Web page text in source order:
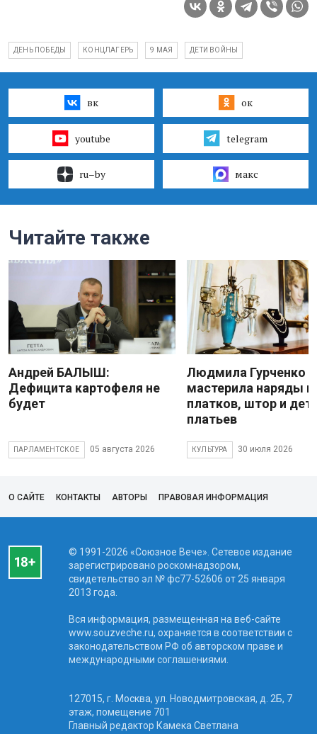
ДЕНЬ ПОБЕДЫ КОНЦЛАГЕРЬ 9 МАЯ ДЕТИ ВОЙНЫ
вк ок
youtube telegram
ru–by макс
Читайте также
Андрей БАЛЫШ:
Дефицита картофеля не
будет
ПАРЛАМЕНТСКОЕ 05 августа 2026
Людмила Гурченко
мастерила наряды
платков, штор и
платьев
КУЛЬТУРА 30 июля 2026
О САЙТЕ КОНТАКТЫ АВТОРЫ ПРАВОВАЯ ИНФОРМАЦИЯ
© 1991-2026 «Союзное Вече». Сетевое издание
зарегистрировано роскомнадзором,
свидетельство эл № фc77-52606 от 25 января
2013 года.
Вся информация, размещенная на веб-сайте
www.souzveche.ru, охраняется в соответствии с
законодательством РФ об авторском праве и
международными соглашениями.
127015, г. Москва, ул. Новодмитровская, д. 2Б, 7
этаж, помещение 701
Главный редактор Камека Светлана